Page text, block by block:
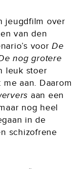
jeugdfilm over
van den
voorDe
nog grotere
leuk stoer
aan. Daarom
aan een
nog heel
in de
schizofrene